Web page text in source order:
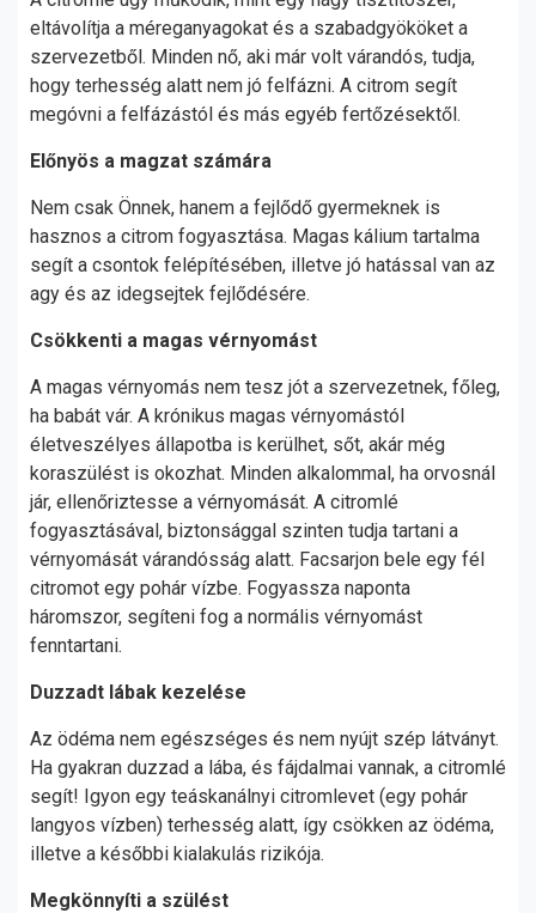
eltávolítja a méreganyagokat és a szabadgyököket a
szervezetből. Minden nő, aki már volt várandós, tudja,
hogy terhesség alatt nem jó felfázni. A citrom segít
megóvni a felfázástól és más egyéb fertőzésektől.
Előnyös a magzat számára
Nem csak Önnek, hanem a fejlődő gyermeknek is
hasznos a citrom fogyasztása. Magas kálium tartalma
segít a csontok felépítésében, illetve jó hatással van az
agy és az idegsejtek fejlődésére.
Csökkenti a magas vérnyomást
A magas vérnyomás nem tesz jót a szervezetnek, főleg,
ha babát vár. A krónikus magas vérnyomástól
életveszélyes állapotba is kerülhet, sőt, akár még
koraszülést is okozhat. Minden alkalommal, ha orvosnál
jár, ellenőriztesse a vérnyomását. A citromlé
fogyasztásával, biztonsággal szinten tudja tartani a
vérnyomását várandósság alatt. Facsarjon bele egy fél
citromot egy pohár vízbe. Fogyassza naponta
háromszor, segíteni fog a normális vérnyomást
fenntartani.
Duzzadt lábak kezelése
Az ödéma nem egészséges és nem nyújt szép látványt.
Ha gyakran duzzad a lába, és fájdalmai vannak, a citromlé
segít! Igyon egy teáskanálnyi citromlevet (egy pohár
langyos vízben) terhesség alatt, így csökken az ödéma,
illetve a későbbi kialakulás rizikója.
Megkönnyíti a szülést